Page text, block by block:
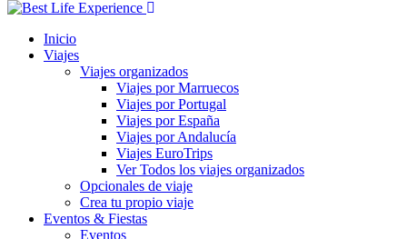
Inicio
Viajes
Viajes organizados
Viajes por Marruecos
Viajes por Portugal
Viajes por España
Viajes por Andalucía
Viajes EuroTrips
Ver Todos los viajes organizados
Opcionales de viaje
Crea tu propio viaje
Eventos & Fiestas
Eventos